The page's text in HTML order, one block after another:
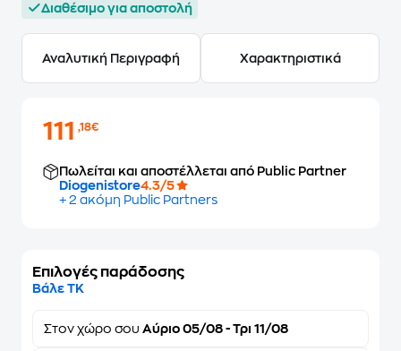
Διαθέσιμο για αποστολή
Αναλυτική Περιγραφή Χαρακτηριστικά
111,18€
Πωλείται και αποστέλλεται από Public Partner
Diogenistore4.3/5
+ 2 ακόμη Public Partners
Επιλογές παράδοσης
Βάλε ΤΚ
Στον χώρο σου Αύριο 05/08 - Τρι 11/08